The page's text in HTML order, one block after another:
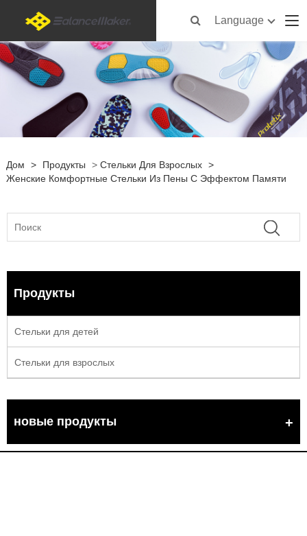
Language
Дом > Продукты > Стельки Для Взрослых >
Женские Комфортные Стельки Из Пены С Эффектом Памяти
Продукты
Стельки для детей
Стельки для взрослых
новые продукты